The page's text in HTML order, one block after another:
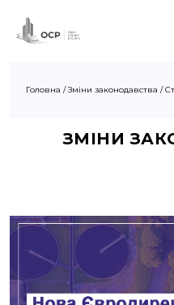
Головна /Зміни законодавства /
ЗМІНИ